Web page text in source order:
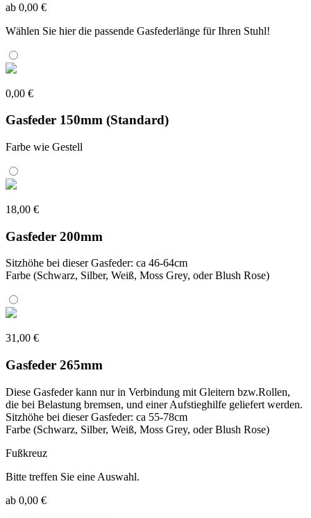
ab 0,00 €
Wählen Sie hier die passende Gasfederlänge für Ihren Stuhl!
0,00 €
Gasfeder 150mm (Standard)
Farbe wie Gestell
18,00 €
Gasfeder 200mm
Sitzhöhe bei dieser Gasfeder: ca 46-64cm
Farbe (Schwarz, Silber, Weiß, Moss Grey, oder Blush Rose)
31,00 €
Gasfeder 265mm
Diese Gasfeder kann nur in Verbindung mit Gleitern bzw.Rollen,
die bei Belastung bremsen, und einer Aufstieghilfe geliefert werden.
Sitzhöhe bei dieser Gasfeder: ca 55-78cm
Farbe (Schwarz, Silber, Weiß, Moss Grey, oder Blush Rose)
Fußkreuz
Bitte treffen Sie eine Auswahl.
ab 0,00 €